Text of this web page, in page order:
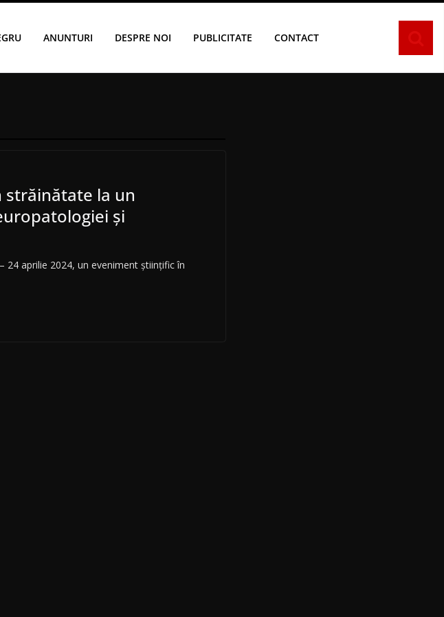
ANUNTURI DESPRE NOI PUBLICITATE CONTACT
la un
și
24 aprilie 2024, un eveniment științific în